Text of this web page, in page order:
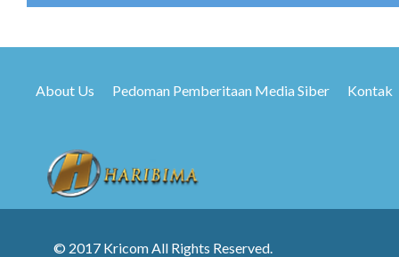
About Us Pedoman Pemberitaan Media Siber Kontak
© 2017 Kricom All Rights Reserved.